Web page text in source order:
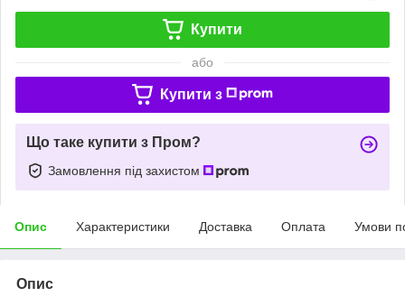
Купити
або
Купити з
Що таке купити з Пром?
Замовлення під захистом
Опис Характеристики Доставка Оплата Умови
Опис